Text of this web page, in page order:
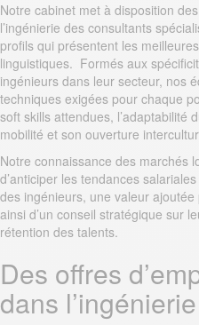
Notre cabinet met à disposition
l’ingénierie des consultants
profils qui présentent les
linguistiques. Formés aux
ingénieurs dans leur secteur, nos
techniques exigées pour chaque
soft skills attendues, l’adaptabilité
mobilité et son ouverture
Notre connaissance des marchés
d’anticiper les tendances
des ingénieurs, une valeur
ainsi d’un conseil stratégique sur
rétention des talents.
Des offres
dans l’ingénierie